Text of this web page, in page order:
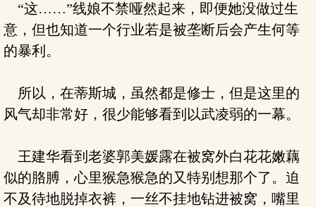
“这……”线娘不禁哑然起来，即便她没做过生
意，但也知道一个行业若是被垄断后会产生何等
的暴利。
所以，在蒂斯城，虽然都是修士，但是这里的
风气却非常好，很少能够看到以武凌弱的一幕。
王建华看到老婆郭美媛露在被窝外白花花嫩藕
似的胳膊，心里猴急猴急的又特别想那个了。迫
不及待地脱掉衣裤，一丝不挂地钻进被窝，嘴里